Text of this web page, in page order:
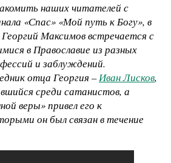
наших читателей с
«Спас» «Мой путь к Богу», в
Максимов встречается с
в Православие из разных
и заблуждений.
отца Георгия –Иван Лисков,
среди сатанистов, а
веры» привел его к
он был связан в течение